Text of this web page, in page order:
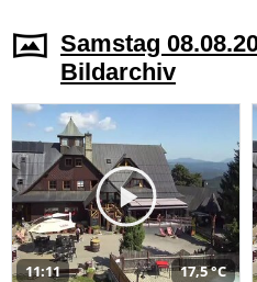
Samstag
Bildarchiv
11:11 17,5 °C